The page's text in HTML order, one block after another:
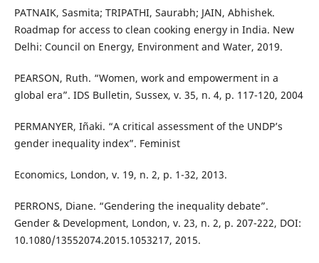
PATNAIK, Sasmita; TRIPATHI, Saurabh; JAIN, Abhishek.
Roadmap for access to clean cooking energy in India. New
Delhi: Council on Energy, Environment and Water, 2019.
PEARSON, Ruth. “Women, work and empowerment in a
global era”. IDS Bulletin, Sussex, v. 35, n. 4, p. 117-120, 2004
PERMANYER, Iñaki. “A critical assessment of the UNDP’s
gender inequality index”. Feminist
Economics, London, v. 19, n. 2, p. 1-32, 2013.
PERRONS, Diane. “Gendering the inequality debate”.
Gender & Development, London, v. 23, n. 2, p. 207-222, DOI:
10.1080/13552074.2015.1053217, 2015.